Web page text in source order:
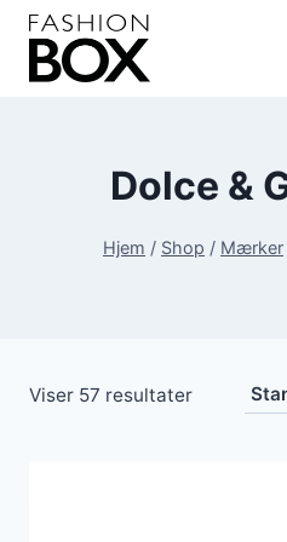
Fortsæt
indhold
Dolce &
Hjem / Shop / Mærker
Viser 57 resultater